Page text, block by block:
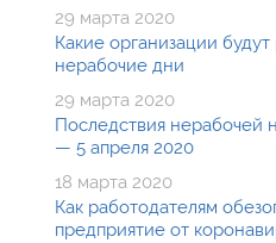
29 марта 2020
Какие организации будут
нерабочие дни
29 марта 2020
Последствия нерабочей
— 5 апреля 2020
18 марта 2020
Как работодателям
предприятие от